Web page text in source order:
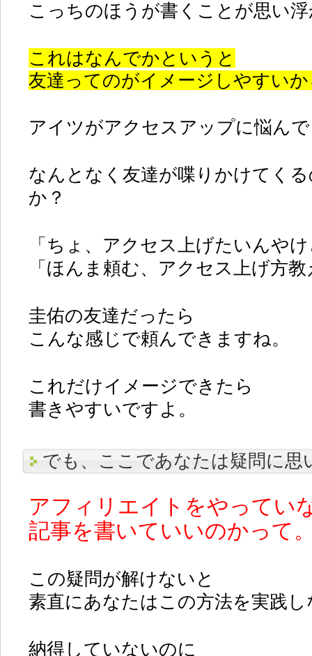
こっちのほうが書くことが思い
これはなんでかというと
友達ってのがイメージしやすい
アイツがアクセスアップに悩ん
なんとなく友達が喋りかけてく
か？
「ちょ、アクセス上げたいんや
「ほんま頼む、アクセス上げ方
圭佑の友達だったら
こんな感じで頼んできますね。
これだけイメージできたら
書きやすいですよ。
でも、ここであなたは疑問に思
アフィリエイトをやってい
記事を書いていいのかって
この疑問が解けないと
素直にあなたはこの方法を実践
納得していないのに